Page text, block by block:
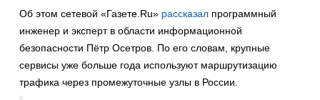
Об этом сетевой «Газете.Ru» рассказал программный
инженер и эксперт в области информационной
безопасности Пётр Осетров. По его словам, крупные
сервисы уже больше года используют маршрутизацию
трафика через промежуточные узлы в России.